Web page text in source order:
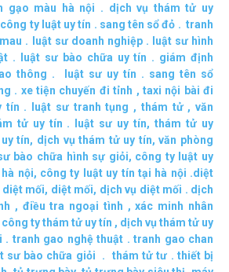
gạo màu hà nội . dịch vụ thám tử uy
công ty luật uy tín . sang tên sổ đỏ .tranh
. luật sư doanh nghiệp.
luật sư hình
. luật sư bào chữa uy tín . giám định
thông . luật sư uy tín . sang tên sổ
. xe tiện chuyến đi tỉnh , taxi nội bài đi
tín . luật sư tranh tụng , thám tử,văn
tử uy tín . luật sư uy tín,thám tử uy
tín, dịch vụ thám tử uy tín,văn phòng
bào chữa hình sự giỏi, công ty luật uy
nội, công ty luật uy tín tại hà nội .diệt
mối, diệt mối, dịch vụ diệt mối . dịch
, điều tra ngoại tình ,xác minh nhân
công ty thám tử uy tín , dịch vụ thám tử uy
. tranh gao nghệ thuật . tranh gao chan
sư bào chữa giỏi . thám tử tư . thiết bị